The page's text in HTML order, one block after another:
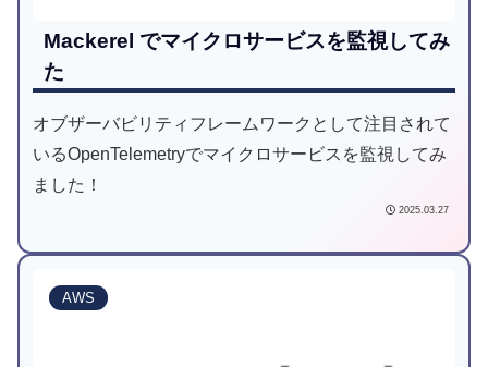
Mackerel でマイクロサービスを監視してみ
た
オブザーバビリティフレームワークとして注目されて
いるOpenTelemetryでマイクロサービスを監視してみ
ました！
2025.03.27
AWS